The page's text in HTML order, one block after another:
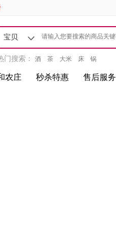
宝贝
门搜索： 酒 茶 大米 床 锅
农庄 秒杀特惠 售后服务